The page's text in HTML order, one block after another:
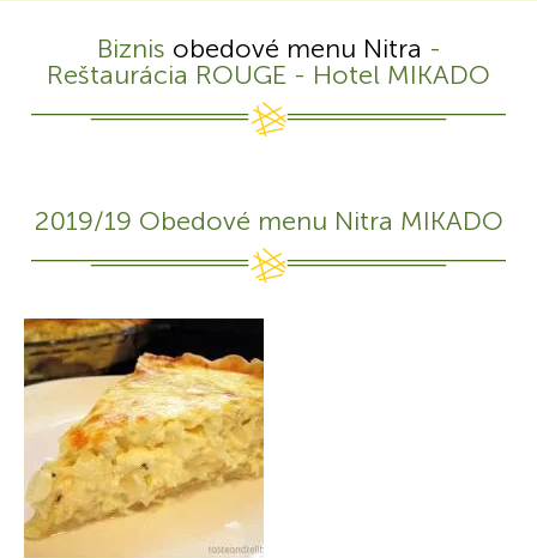
Biznis obedové menu Nitra -
Reštaurácia ROUGE - Hotel MIKADO
2019/19 Obedové menu Nitra MIKADO